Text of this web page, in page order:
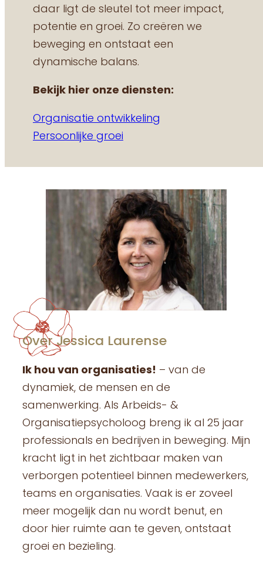
daar ligt de sleutel tot meer impact,
potentie en groei. Zo creëren we
beweging en ontstaat een
dynamische balans.
Bekijk hier onze diensten:
Organisatie ontwikkeling
Persoonlijke groei
Over Jessica Laurense
Ik hou van organisaties! – van de
dynamiek, de mensen en de
samenwerking. Als Arbeids- &
Organisatiepsycholoog breng ik al 25 jaar
professionals en bedrijven in beweging. Mijn
kracht ligt in het zichtbaar maken van
verborgen potentieel binnen medewerkers,
teams en organisaties. Vaak is er zoveel
meer mogelijk dan nu wordt benut, en
door hier ruimte aan te geven, ontstaat
groei en bezieling.